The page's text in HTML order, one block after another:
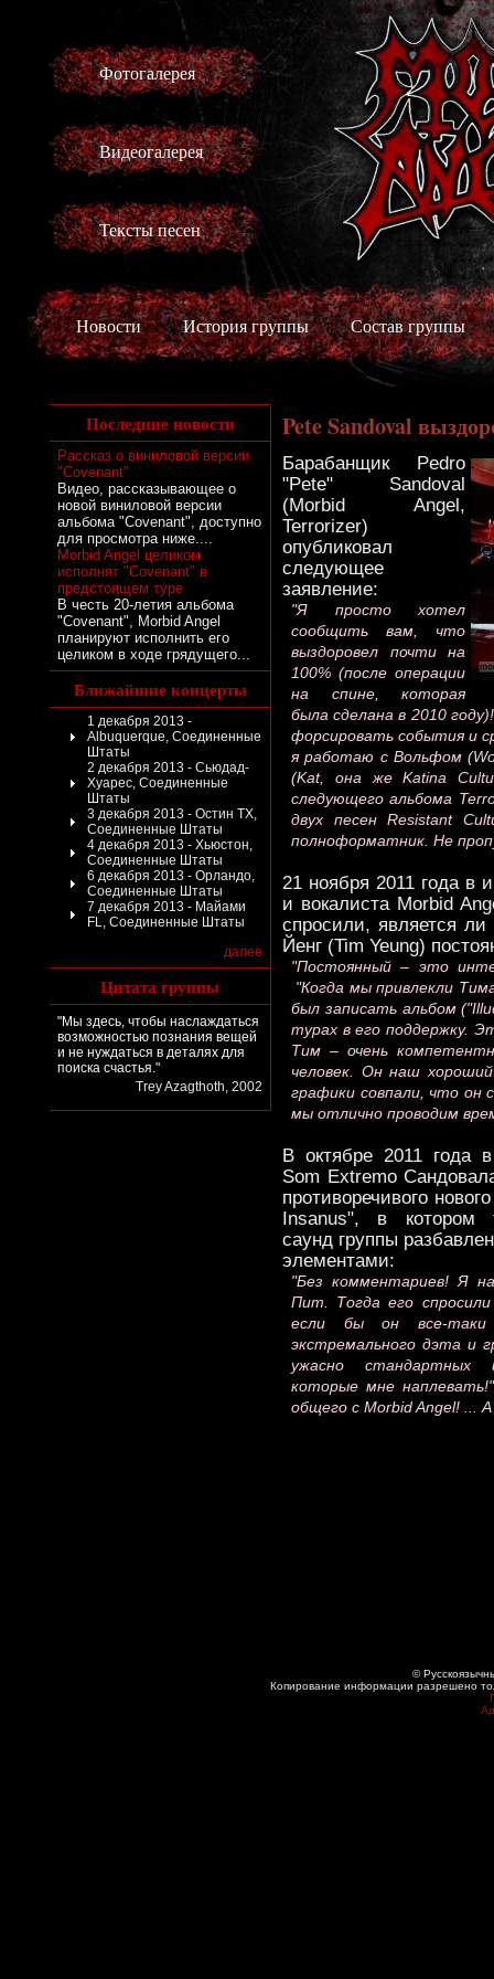
Фотогалерея
Видеогалерея
Тексты песен
Новости История группы Состав группы
Последние новости
Рассказ о виниловой версии
"Covenant"
Видео, рассказывающее о
новой виниловой версии
альбома "Covenant", доступно
для просмотра ниже....
Morbid Angel целиком
исполнят "Covenant" в
предстоящем туре
В честь 20-летия альбома
"Covenant", Morbid Angel
планируют исполнить его
целиком в ходе грядущего...
Ближайшие концерты
1 декабря 2013 -
Albuquerque, Соединенные
Штаты
2 декабря 2013 - Сьюдад-
Хуарес, Соединенные
Штаты
3 декабря 2013 - Остин TX,
Соединенные Штаты
4 декабря 2013 - Хьюстон,
Соединенные Штаты
6 декабря 2013 - Орландо,
Соединенные Штаты
7 декабря 2013 - Майами
FL, Соединенные Штаты
далее
Цитата группы
"Мы здесь, чтобы наслаждаться
возможностью познания вещей
и не нуждаться в деталях для
поиска счастья."
Trey Azagthoth, 2002
Pete Sandoval
Барабанщик Pedro
"Pete" Sandoval
(Morbid Angel,
Terrorizer)
опубликовал
следующее
заявление:
"Я просто хотел
сообщить вам, что
выздоровел почти на
100% (после операции
на спине, которая
была сделана в 2010
форсировать события и
я работаю с Вольфом
(Kat, она же Katina
следующего альбома
двух песен Resistant
полноформатник. Не
21 ноября 2011 года в
и вокалиста Morbid
спросили, является
Йенг (Tim Yeung)
"Постоянный – это
"Когда мы привлекли
был записать альбом
турах в его поддержку.
Тим – очень
человек. Он наш
графики совпали, что он
мы отлично проводим
В октябре 2011 года
Som Extremo
противоречивого
Insanus", в котором
саунд группы
элементами:
"Без комментариев! Я
Пит. Тогда его
если бы он все-
экстремального дэта и
ужасно стандартных
которые мне
общего с Morbid Angel! ...
©
Копирование информации разрешено